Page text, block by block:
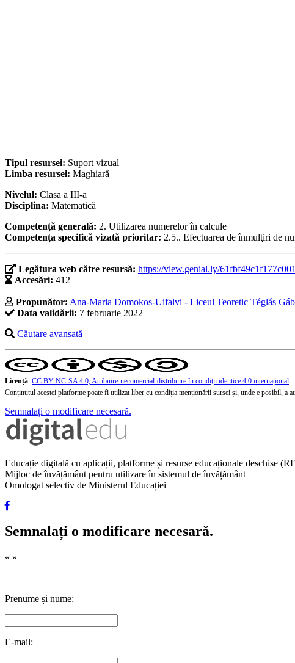
Tipul resursei: Suport vizual
Limba resursei: Maghiară
Nivelul: Clasa a III-a
Disciplina: Matematică
Competență generală: 2. Utilizarea numerelor în calcule
Competența specifică vizată prioritar: 2.5.. Efectuarea de înmulţiri de
Legătura web către resursă: https://view.genial.ly/
Accesări: 412
Propunător: Ana-Maria Domokos-Uifalvi - Liceul Teoretic Téglás
Data validării: 7 februarie 2022
Căutare avansată
Licență: CC BY-NC-SA 4.0, Atribuire-necomercial-distribuire în condiţii identice 4.0 internațional
Conținutul acestei platforme poate fi utilizat liber cu condiția menționării sursei și, unde e posibil, a
Semnalați o modificare necesară.
Educație digitală cu aplicații, platforme și resurse educaționale deschise
Mijloc de învățământ pentru utilizare în sistemul de învățământ
Omologat selectiv de Ministerul Educației
Semnalați o modificare necesară.
« »
Prenume și nume:
E-mail: